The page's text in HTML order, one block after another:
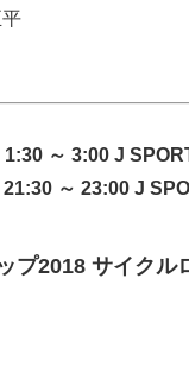
平
1:30 ～ 3:00 J
21:30 ～ 23:00 J
プ2018 サイクル